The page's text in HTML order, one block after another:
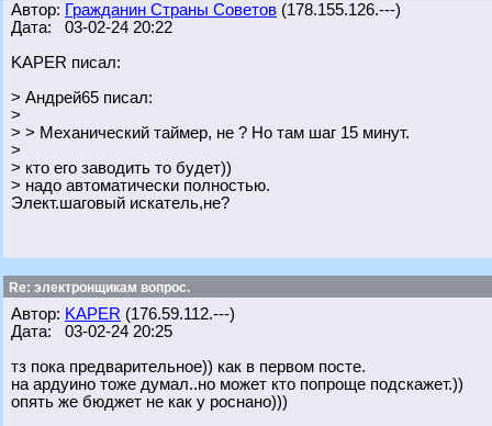
Автор: Гражданин Страны Советов (178.155.126.---)
Дата: 03-02-24 20:22
KAPER писал:
> Андрей65 писал:
>
> > Механический таймер, не ? Но там шаг 15 минут.
>
> кто его заводить то будет))
> надо автоматически полностью.
Элект.шаговый искатель,не?
Re: электронщикам вопрос.
Автор: KAPER (176.59.112.---)
Дата: 03-02-24 20:25
тз пока предварительное)) как в первом посте.
на ардуино тоже думал..но может кто попроще подскажет.))
опять же бюджет не как у роснано)))